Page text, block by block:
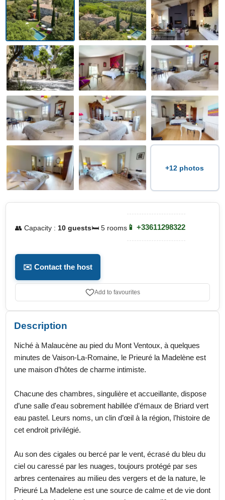
+12 photos
👥 Capacity :10 guests🛏️ 5 rooms 📱 +33611298322
✉️ Contact the host
Add to favourites
Description
Niché à Malaucène au pied du Mont Ventoux, à quelques
minutes de Vaison-La-Romaine, le Prieuré la Madelène est
une maison d’hôtes de charme intimiste.
Chacune des chambres, singulière et accueillante, dispose
d’une salle d'eau sobrement habillée d’émaux de Briard vert
eau pastel. Leurs noms, un clin d’œil à la région, l’histoire de
cet endroit privilégié.
Au son des cigales ou bercé par le vent, écrasé du bleu du
ciel ou caressé par les nuages, toujours protégé par ses
arbres centenaires au milieu des vergers et de la nature, le
Prieuré La Madelene est une source de calme et de vie dont